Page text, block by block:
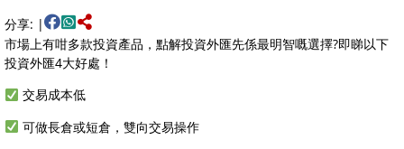
分享: |
市場上有咁多款投資產品，點解投資外匯先係最明智嘅選擇?即睇以下
投資外匯4大好處！
交易成本低
可做長倉或短倉，雙向交易操作